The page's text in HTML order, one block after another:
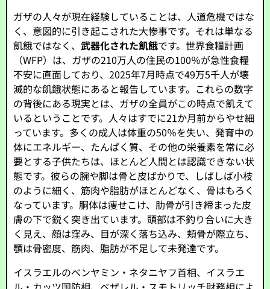
ガザの人々が現在経験していることは、人道危機ではな
く、意図的に引き起こされた大惨事です。それは単なる
飢餓ではなく、武器化された飢餓です。世界食糧計画
（WFP）は、ガザの210万人の住民の100％が急性食糧
不安に直面しており、2025年7月時点で49万5千人が壊
滅的な飢餓状態にあると報告しています。これらの数字
の背後にある現実とは、ガザの全員がこの時点で飢えて
いるということです。人々はすでに21か月前からやせ細
っています。多くの成人は体重の50％を失い、発育中の
体にエネルギー、たんぱく質、その他の栄養素を常に必
要とする子供たちは、ほとんど人間とは認識できない状
態です。彼らの腕や脚は骨と皮ばかりで、しばしば小枝
のように細く、筋肉や脂肪がほとんどなく、骨はもろく
なっています。胴体は痩せこけ、肋骨が引き締まった皮
膚の下で鋭く突き出ています。頭部は不釣り合いに大き
く見え、顔は窪み、目が深く落ち込み、頬骨が際立ち、
顎は骨密度、筋肉、脂肪が不足して未発達です。
イスラエルのベンヤミン・ネタニヤフ首相、イスラエ